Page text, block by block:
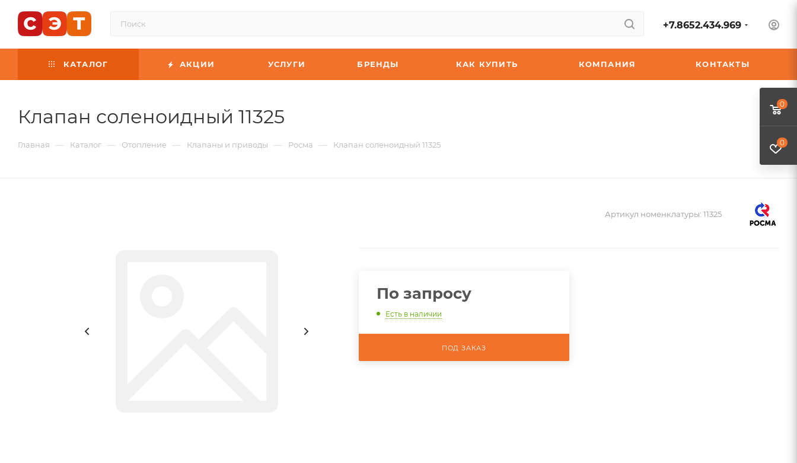
+7.8652.434.969
КАТАЛОГ АКЦИИ УСЛУГИ БРЕНДЫ КАК КУПИТЬ КОМПАНИЯ КОНТАКТЫ
Клапан соленоидный 11325
Главная — Каталог — Отопление — Клапаны и приводы — Росма — Клапан соленоидный 11325
Артикул номенклатуры: 11325
По запросу
Есть в наличии
ПОД ЗАКАЗ
0
0